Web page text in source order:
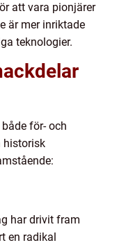
att vara pionjärer
är mer inriktade
teknologier.
för- och
historisk
har drivit fram
en radikal